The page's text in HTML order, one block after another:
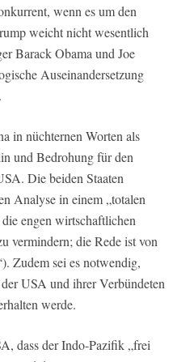
wenn es um den
weicht nicht wesentlich
Barack Obama und Joe
Auseinandersetzung
in nüchternen Worten als
und Bedrohung für den
Die beiden Staaten
Analyse in einem „totalen
engen wirtschaftlichen
vermindern; die Rede ist von
Zudem sei es notwendig,
USA und ihrer Verbündeten
werde.
dass der Indo-Pazifik „frei